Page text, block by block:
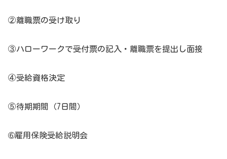
②離職票の受け取り
③ハローワークで受付票の記入・離職票を提出し面接
④受給資格決定
⑤待期期間（7日間）
➅雇用保険受給説明会